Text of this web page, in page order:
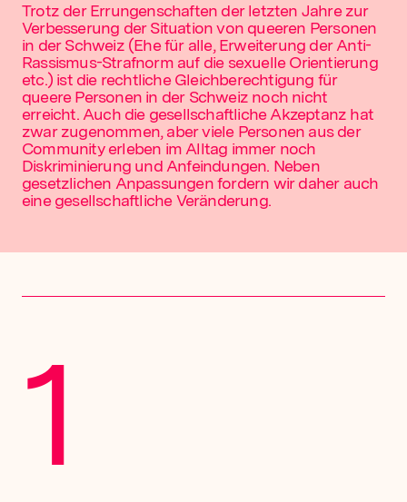
Trotz der Errungenschaften der letzten Jahre zur
Verbesserung der Situation von queeren Personen
in der Schweiz (Ehe für alle, Erweiterung der Anti-
Rassismus-Strafnorm auf die sexuelle Orientierung
etc.) ist die rechtliche Gleichberechtigung für
queere Personen in der Schweiz noch nicht
erreicht. Auch die gesellschaftliche Akzeptanz hat
zwar zugenommen, aber viele Personen aus der
Community erleben im Alltag immer noch
Diskriminierung und Anfeindungen. Neben
gesetzlichen Anpassungen fordern wir daher auch
eine gesellschaftliche Veränderung.
1